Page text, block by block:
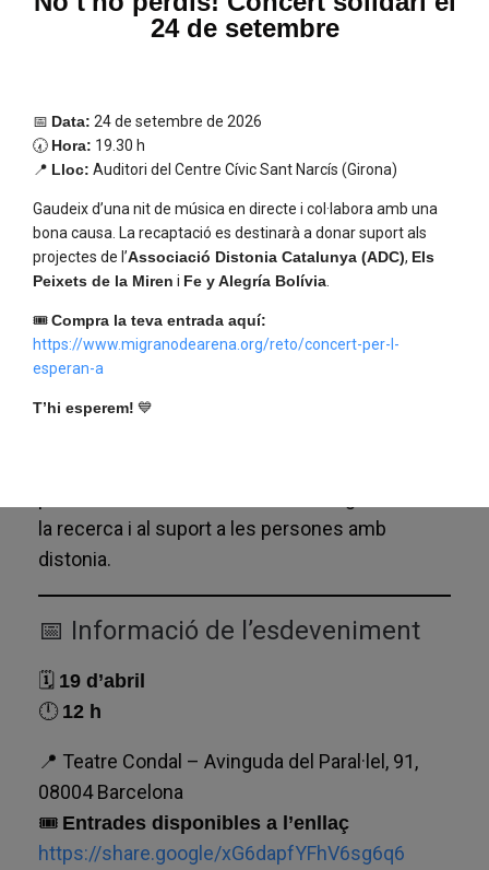
Impulsar la recerca sobre la distonia
Visibilitzar aquesta malaltia neurològica
sovint desconeguda
Promoure la sensibilització social i
institucional
Assistir a GLOWés, per tant, molt més que
gaudir d’una proposta artística innovadora: és
contribuir activament a millorar la qualitat de
vida de moltes persones.
A més, per a totes aquelles persones que no
la recerca i al suport a les persones amb
distonia.
📅 Informació de l’esdeveniment
🗓 19 d’abril
🕛 12 h
📍 Teatre Condal – Avinguda del Paral·lel, 91,
08004 Barcelona
🎟 Entrades disponibles a l’enllaç
https://share.google/xG6dapfYFhV6sg6q6
24 de setembre
📅 Data: 24 de setembre de 2026
🕢 Hora: 19.30 h
📍 Lloc: Auditori del Centre Cívic Sant Narcís (Girona)
Gaudeix d’una nit de música en directe i col·labora amb una
bona causa. La recaptació es destinarà a donar suport als
projectes de l’Associació Distonia Catalunya (ADC), Els
Peixets de la Miren i Fe y Alegría Bolívia
🎟️Compra la teva entrada aquí:
https://www.migranodearena.org/reto/concert-per-l-
esperan-a
T’hi esperem! 💙